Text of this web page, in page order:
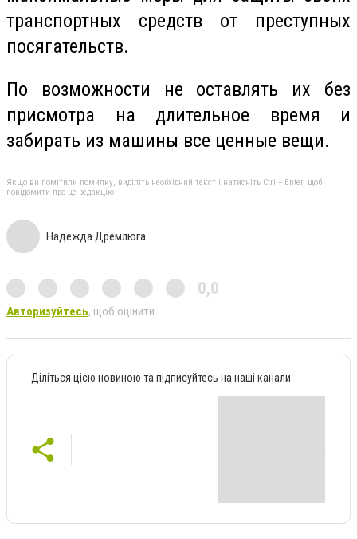
транспортных средств от преступных
посягательств.
По возможности не оставлять их без
присмотра на длительное время и
забирать из машины все ценные вещи.
Якщо ви помітили помилку, виділіть необхідний текст і натисніть Ctrl + Enter, щоб
повідомити про це редакцію
Надежда Дремлюга
0,0
Авторизуйтесь, щоб оцінити
Діліться цією новиною та підписуйтесь на наші канали